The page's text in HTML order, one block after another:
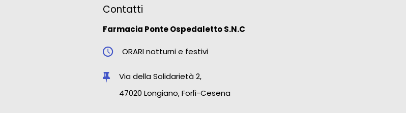
Contatti
Farmacia Ponte Ospedaletto S.N.C
ORARI notturni e festivi
Via della Solidarietà 2,
47020 Longiano, Forlì-Cesena